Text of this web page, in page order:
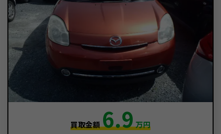
買取金額6.9万円